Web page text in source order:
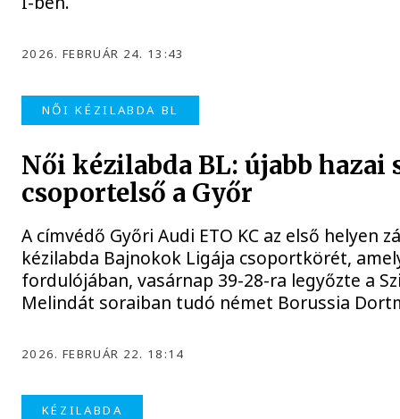
2026. FEBRUÁR 24. 13:43
NŐI KÉZILABDA BL
Női kézilabda BL: újabb hazai
csoportelső a Győr
A címvédő Győri Audi ETO KC az első helyen
kézilabda Bajnokok Ligája csoportkörét,
fordulójában, vasárnap 39-28-ra legyőzte a
Melindát soraiban tudó német Borussia
2026. FEBRUÁR 22. 18:14
KÉZILABDA